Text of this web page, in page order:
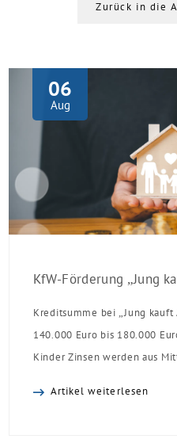
Zurück in die
06
Aug
Kreditsumme bei „Jung
140.000 Euro bis 180.000
Kinder Zinsen werden aus
Artikel weiterlesen